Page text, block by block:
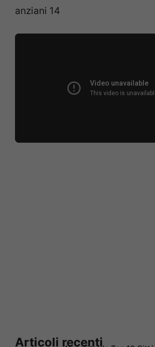
anziani 14
Articoli recenti